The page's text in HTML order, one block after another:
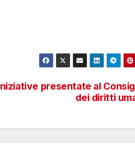
presentate al
dei diritti